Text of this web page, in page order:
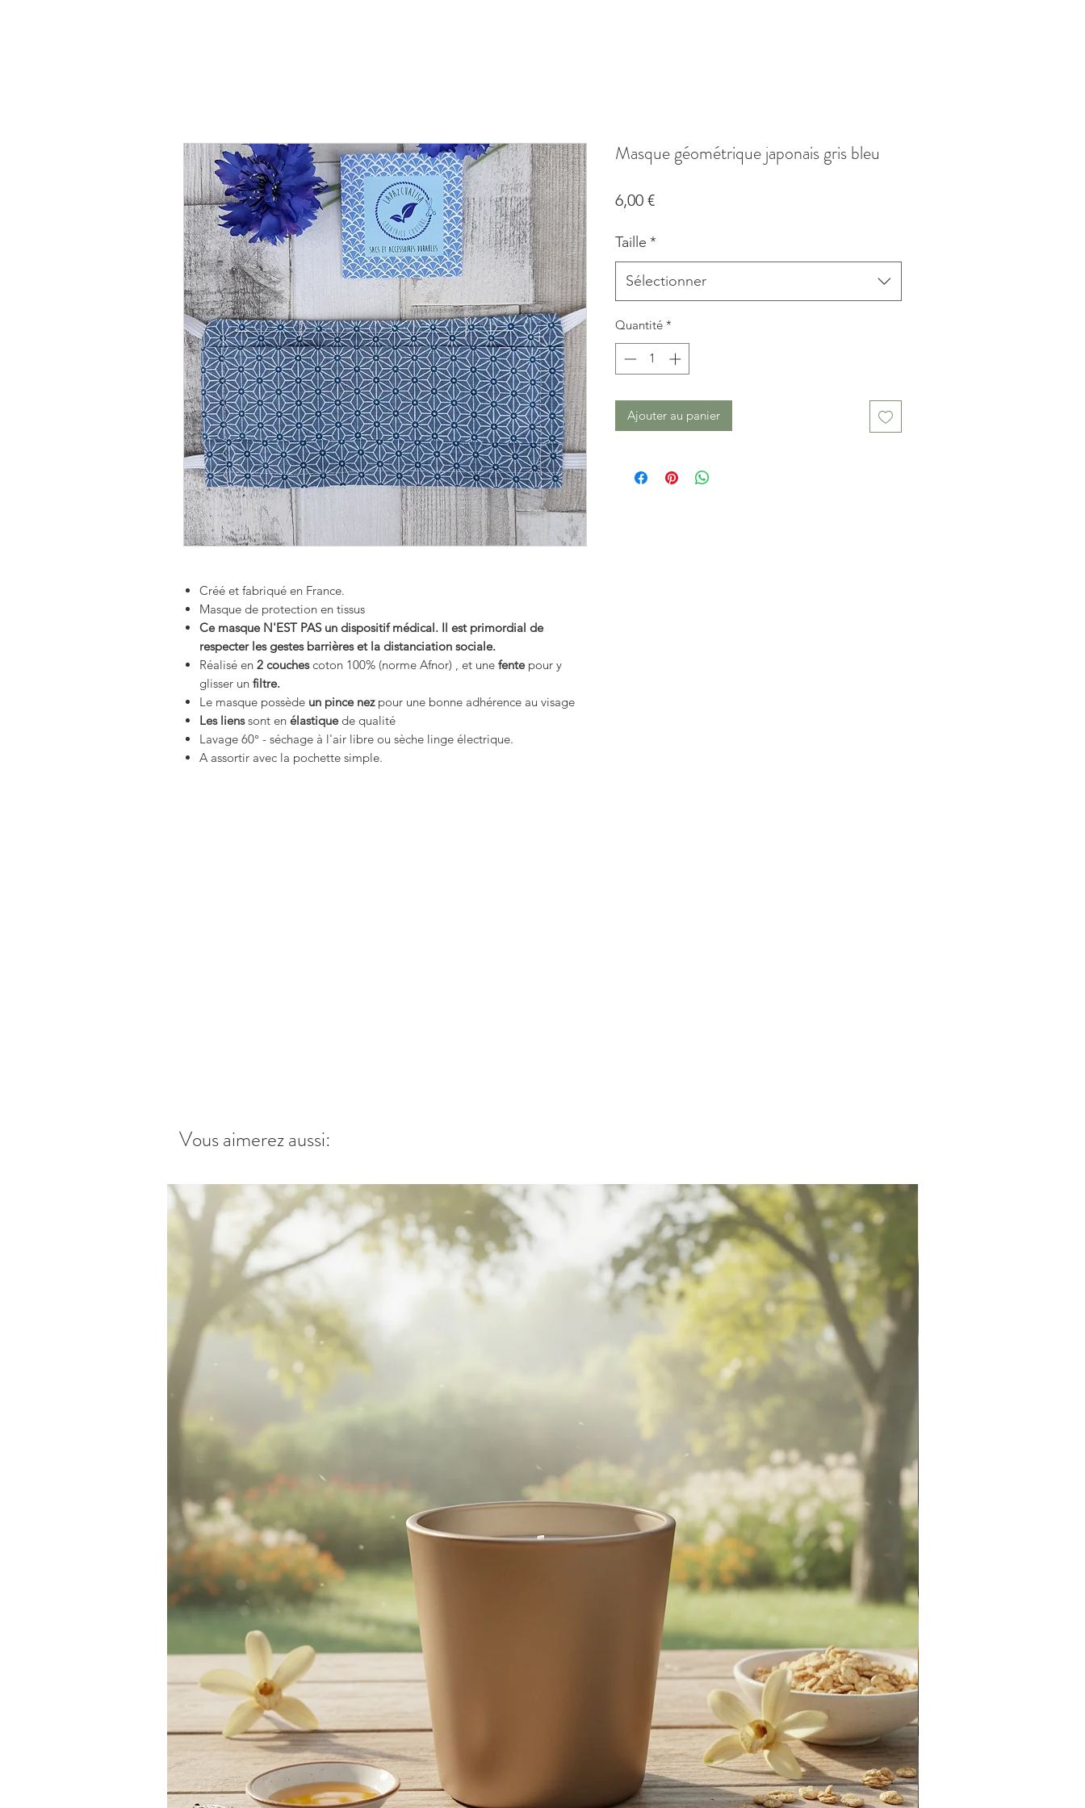
Créé et fabriqué en France.
Masque de protection en tissus
Ce masque N'EST PAS un dispositif médical. Il est primordial de
respecter les gestes barrières et la distanciation sociale.
Réalisé en 2 couchescoton 100% (norme Afnor) , et une fentepour y
glisser un filtre.
Le masque possède un pince nezpour une bonne adhérence au visage
Les lienssont en élastiquede qualité
Lavage 60° - séchage à l'air libre ou sèche linge électrique.
A assortir avec la pochette simple.
Masque géométrique japonais gris bleu
6,00 €Prix
Taille *
Sélectionner
Quantité *
Ajouter au panier
Vous aimerez aussi: